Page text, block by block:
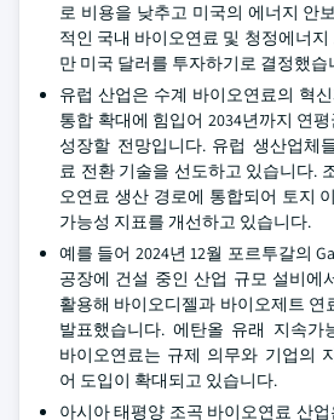
로 비용을 낮추고 미국의 에너지 안
적인 국내 바이오연료 및 청정에너지
만 미국 달러를 투자하기로 결정했습
유럽 산업은 수계 바이오연료의 혁
통합 확대에 힘입어 2034년까지 연평
성장할 전망입니다. 유럽 생산업체
료 전환 기술을 선도하고 있습니다.
오연료 생산 경로에 통합되어 토지
가능성 지표를 개선하고 있습니다.
예를 들어 2024년 12월 포르투갈의
공장에 건설 중인 산업 규모 설비에
활용해 바이오디젤과 바이오제트 연
발표했습니다. 에탄올 유래 지속가
바이오연료는 규제 의무와 기업의
어 도입이 확대되고 있습니다.
아시아 태평양 조곡 바이오연료 산업